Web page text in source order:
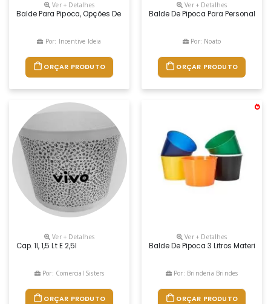
Ver + Detalhes
Balde Para Pipoca, Opções De Tamanho 1, 5 Litros - 2.5 Litros - 3. Litros
Por: Incentive Ideia
ORÇAR PRODUTO
Ver + Detalhes
Balde De Pipoca Para
Por: Noato
ORÇAR PRODUTO
Ver + Detalhes
Cap. 1l, 1,5 Lt E 2,5l
Por: Comercial Sisters
ORÇAR PRODUTO
Ver + Detalhes
Balde De Pipoca 3 Litros Material:
Por: Brinderia Brindes
ORÇAR PRODUTO